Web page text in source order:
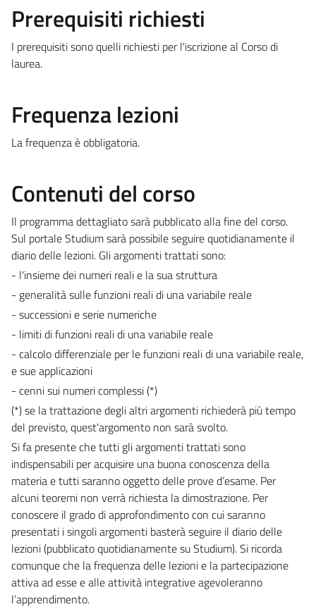
Prerequisiti richiesti
I prerequisiti sono quelli richiesti per l'iscrizione al Corso di
laurea.
Frequenza lezioni
La frequenza è obbligatoria.
Contenuti del corso
Il programma dettagliato sarà pubblicato alla fine del corso.
Sul portale Studium sarà possibile seguire quotidianamente il
diario delle lezioni. Gli argomenti trattati sono:
- l'insieme dei numeri reali e la sua struttura
- generalità sulle funzioni reali di una variabile reale
- successioni e serie numeriche
- limiti di funzioni reali di una variabile reale
- calcolo differenziale per le funzioni reali di una variabile reale,
e sue applicazioni
- cenni sui numeri complessi (*)
(*) se la trattazione degli altri argomenti richiederà più tempo
del previsto, quest'argomento non sarà svolto.
Si fa presente che tutti gli argomenti trattati sono
indispensabili per acquisire una buona conoscenza della
materia e tutti saranno oggetto delle prove d’esame. Per
alcuni teoremi non verrà richiesta la dimostrazione. Per
conoscere il grado di approfondimento con cui saranno
presentati i singoli argomenti basterà seguire il diario delle
lezioni (pubblicato quotidianamente su Studium). Si ricorda
comunque che la frequenza delle lezioni e la partecipazione
attiva ad esse e alle attività integrative agevoleranno
l’apprendimento.